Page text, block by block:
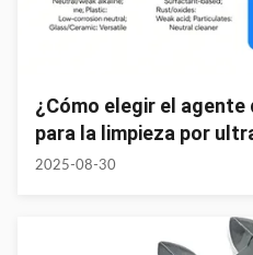
¿Cómo elegir el agente
para la limpieza por
2025-08-30